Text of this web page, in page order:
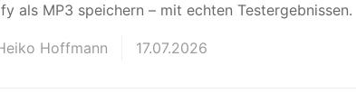
als MP3 speichern – mit echten Testergebnissen.
Hoffmann 17.07.2026